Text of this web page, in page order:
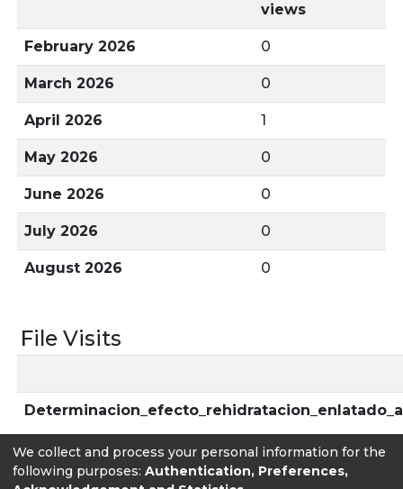
views
February 2026 0
March 2026 0
April 2026 1
May 2026 0
June 2026 0
July 2026 0
August 2026 0
File Visits
We collect and process your personal information for the
following purposes: Authentication, Preferences,